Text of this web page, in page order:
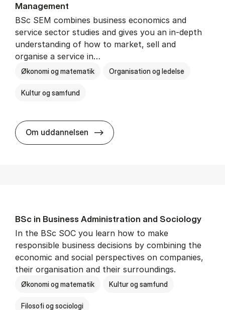
Man­age­ment
BSc SEM combines business economics and
service sector studies and gives you an in-depth
understanding of how to market, sell and
organise a service in…
Økonomi og matematik Organisation og ledelse
Kultur og samfund
Om uddannelsen BSc in Busi­ness Ad­min­is­tra­tion
BSc in Busi­ness Ad­min­is­tra­tion and So­ci­ology
In the BSc SOC you learn how to make
responsible business decisions by combining the
economic and social perspectives on companies,
their organisation and their surroundings.
Økonomi og matematik Kultur og samfund
Filosofi og sociologi